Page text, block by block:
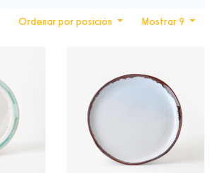
Mostrar 9
Ordenar por posición